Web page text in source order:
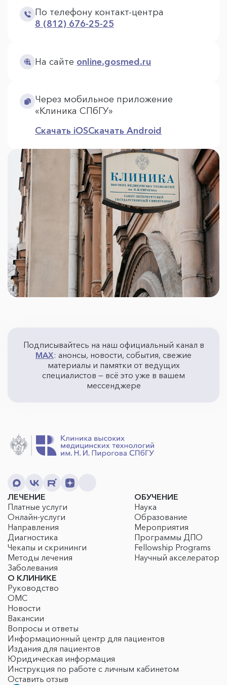
По телефону контакт-центра
8 (812) 676-25-25
На сайте online.gosmed.ru
Через мобильное приложение
«Клиника СПбГУ»
Скачать iOSСкачать Android
Подписывайтесь на наш официальный канал в
MAX: анонсы, новости, события, свежие
материалы и памятки от ведущих
специалистов — всё это уже в вашем
мессенджере
ЛЕЧЕНИЕ
Платные услуги
Онлайн-услуги
Направления
Диагностика
Чекапы и скрининги
Методы лечения
Заболевания
ОБУЧЕНИЕ
Наука
Образование
Мероприятия
Программы ДПО
Fellowship Programs
Научный акселератор
О КЛИНИКЕ
Руководство
ОМС
Новости
Вакансии
Вопросы и ответы
Информационный центр для пациентов
Издания для пациентов
Юридическая информация
Инструкция по работе с личным кабинетом
Оставить отзыв